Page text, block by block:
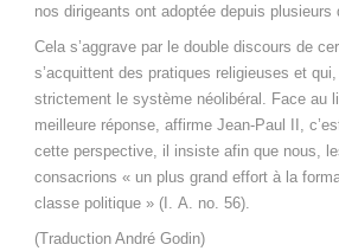
nos dirigeants ont adoptée depuis plusieurs
Cela s’aggrave par le double discours de
s’acquittent des pratiques religieuses et
strictement le système néolibéral. Face au
meilleure réponse, affirme Jean-Paul II,
cette perspective, il insiste afin que nous,
consacrions « un plus grand effort à la
classe politique » (I.
A. no. 56).
(Traduction André Godin)